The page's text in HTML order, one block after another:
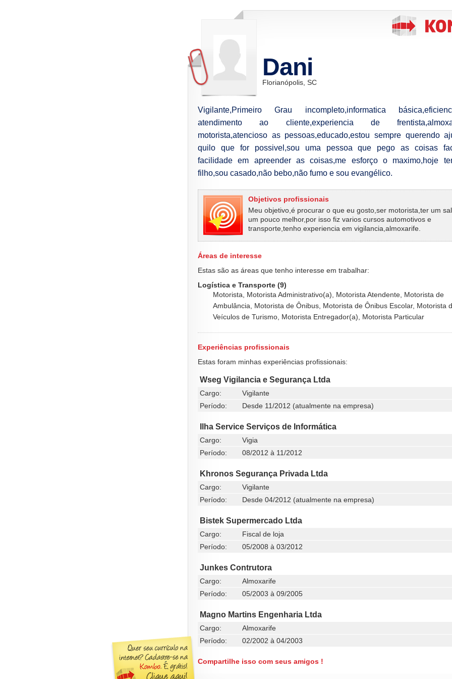
Dani
Florianópolis, SC
Vigilante,Primeiro Grau incompleto,informatica
atendimento ao cliente,experiencia de
motorista,atencioso as pessoas,educado,estou sempre querendo
quilo que for possivel,sou uma pessoa que pego as coisas
facilidade em apreender as coisas,me esforço o maximo,hoje
filho,sou casado,não bebo,não fumo e sou evangélico.
Objetivos profissionais
Meu objetivo,é procurar o que eu gosto,ser motorista,ter um
um pouco melhor,por isso fiz varios cursos automotivos e
transporte,tenho experiencia em vigilancia,almoxarife.
Áreas de interesse
Estas são as áreas que tenho interesse em trabalhar:
Logística e Transporte (9)
Motorista, Motorista Administrativo(a), Motorista Atendente, Motorista de
Ambulância, Motorista de Ônibus, Motorista de Ônibus Escolar, Motorista
Veículos de Turismo, Motorista Entregador(a), Motorista Particular
Experiências profissionais
Estas foram minhas experiências profissionais:
Wseg Vigilancia e Segurança Ltda
Cargo:
Vigilante
Período:
Desde 11/2012 (atualmente na empresa)
Ilha Service Serviços de Informática
Cargo:
Vigia
Período:
08/2012 à 11/2012
Khronos Segurança Privada Ltda
Cargo:
Vigilante
Período:
Desde 04/2012 (atualmente na empresa)
Bistek Supermercado Ltda
Cargo:
Fiscal de loja
Período:
05/2008 à 03/2012
Junkes Contrutora
Cargo:
Almoxarife
Período:
05/2003 à 09/2005
Magno Martins Engenharia Ltda
Cargo:
Almoxarife
Período:
02/2002 à 04/2003
Compartilhe isso com seus amigos !